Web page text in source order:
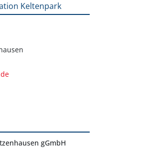
Keltenpark
gGmbH